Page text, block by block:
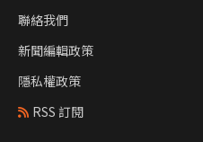
聯絡我們
新聞編輯政策
隱私權政策
RSS 訂閱